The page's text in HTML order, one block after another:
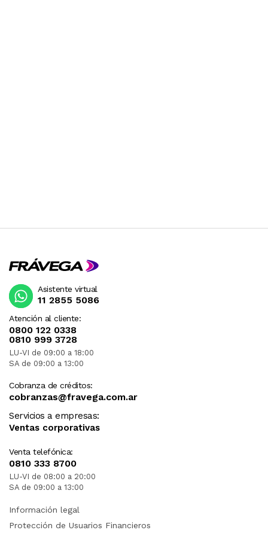
Atención al cliente:
0800 122 0338
0810 999 3728
LU-VI de 09:00 a 18:00
SA de 09:00 a 13:00
Cobranza de créditos:
cobranzas@fravega.com.ar
Servicios a empresas:
Ventas corporativas
Venta telefónica:
0810 333 8700
LU-VI de 08:00 a 20:00
SA de 09:00 a 13:00
Asistente virtual
11 2855 5086
Información legal
Protección de Usuarios Financieros